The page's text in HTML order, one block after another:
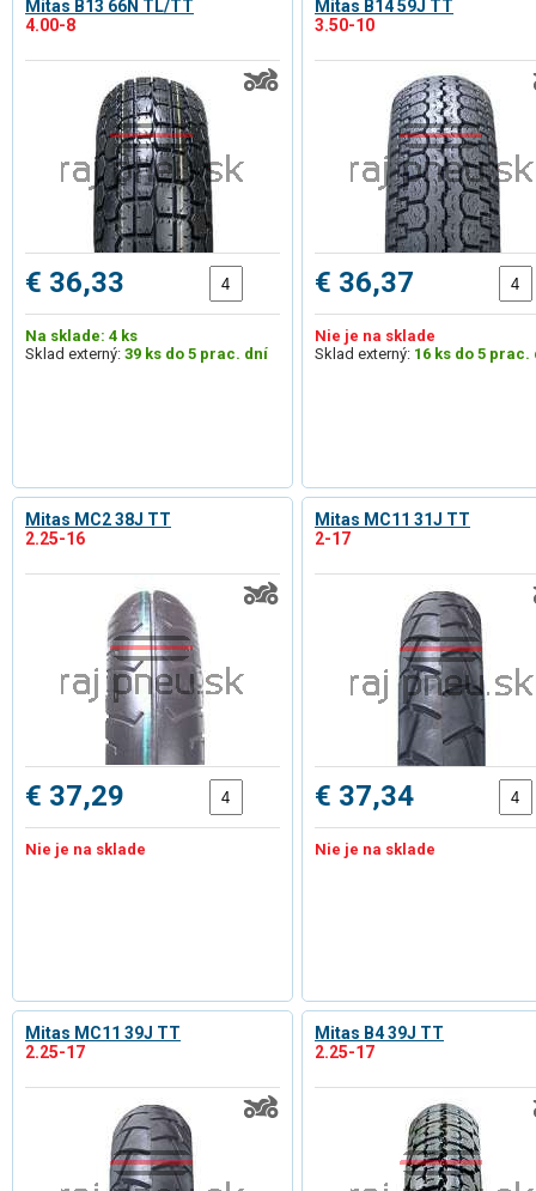
Mitas B13 66N TL/TT
4.00-8
€ 36,33
Na sklade: 4 ks
Sklad externý: 39 ks do 5 prac. dní
Mitas B14 59J TT
3.50-10
€ 36,37
Nie je na sklade
Sklad externý: 16 ks do 5 prac.
Mitas MC2 38J TT
2.25-16
€ 37,29
Nie je na sklade
Mitas MC11 31J TT
2-17
€ 37,34
Nie je na sklade
Mitas MC11 39J TT
2.25-17
Mitas B4 39J TT
2.25-17